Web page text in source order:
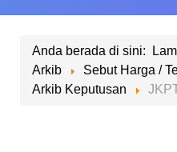
Anda berada di sini:
Arkib
Sebut Harga /
Arkib Keputusan